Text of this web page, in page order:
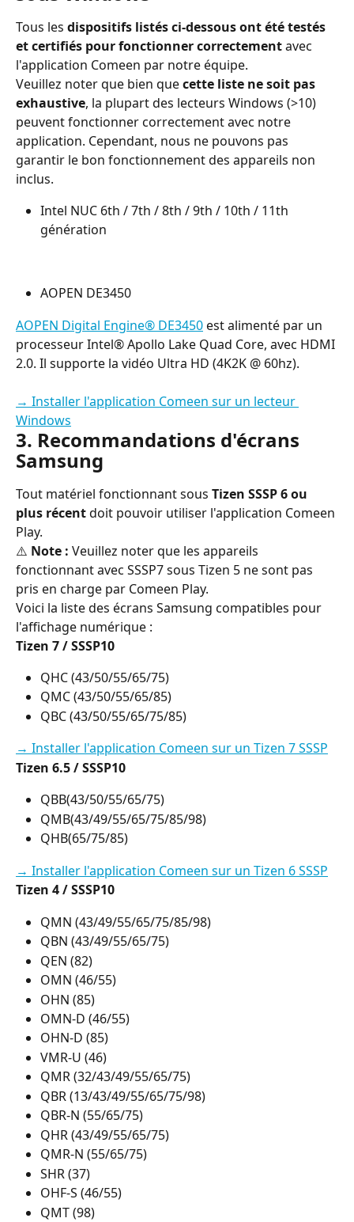
Tous les dispositifs listés ci-dessous ont été testés
et certifiés pour fonctionner correctement avec
l'application Comeen par notre équipe.
Veuillez noter que bien que cette liste ne soit pas
exhaustive, la plupart des lecteurs Windows (>10)
peuvent fonctionner correctement avec notre
application. Cependant, nous ne pouvons pas
garantir le bon fonctionnement des appareils non
inclus.
Intel NUC 6th / 7th / 8th / 9th / 10th / 11th
génération
AOPEN DE3450
AOPEN Digital Engine® DE3450 est alimenté par un
processeur Intel® Apollo Lake Quad Core, avec HDMI
2.0. Il supporte la vidéo Ultra HD (4K2K @ 60hz).
→ Installer l'application Comeen sur un lecteur
Windows
3. Recommandations d'écrans
Samsung
Tout matériel fonctionnant sous Tizen SSSP 6 ou
plus récent doit pouvoir utiliser l'application Comeen
Play.
⚠️ Note : Veuillez noter que les appareils
fonctionnant avec SSSP7 sous Tizen 5 ne sont pas
pris en charge par Comeen Play.
Voici la liste des écrans Samsung compatibles pour
l'affichage numérique :
Tizen 7 / SSSP10
QHC (43/50/55/65/75)
QMC (43/50/55/65/85)
QBC (43/50/55/65/75/85)
→ Installer l'application Comeen sur un Tizen 7 SSSP
Tizen 6.5 / SSSP10
QBB(43/50/55/65/75)
QMB(43/49/55/65/75/85/98)
QHB(65/75/85)
→ Installer l'application Comeen sur un Tizen 6 SSSP
Tizen 4 / SSSP10
QMN (43/49/55/65/75/85/98)
QBN (43/49/55/65/75)
QEN (82)
OMN (46/55)
OHN (85)
OMN-D (46/55)
OHN-D (85)
VMR-U (46)
QMR (32/43/49/55/65/75)
QBR (13/43/49/55/65/75/98)
QBR-N (55/65/75)
QHR (43/49/55/65/75)
QMR-N (55/65/75)
SHR (37)
OHF-S (46/55)
QMT (98)